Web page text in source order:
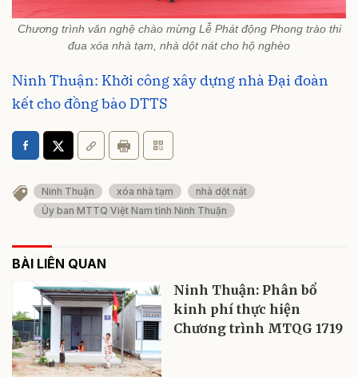
Chương trình văn nghệ chào mừng Lễ Phát động Phong trào thi
đua xóa nhà tạm, nhà dột nát cho hộ nghèo
Ninh Thuận: Khởi công xây dựng nhà Đại đoàn
kết cho đồng bào DTTS
Ninh Thuận xóa nhà tạm
nhà dột nát
Ủy ban MTTQ Việt Nam tỉnh Ninh Thuận
BÀI LIÊN QUAN
Ninh Thuận: Phân bổ
kinh phí thực hiện
Chương trình MTQG 1719